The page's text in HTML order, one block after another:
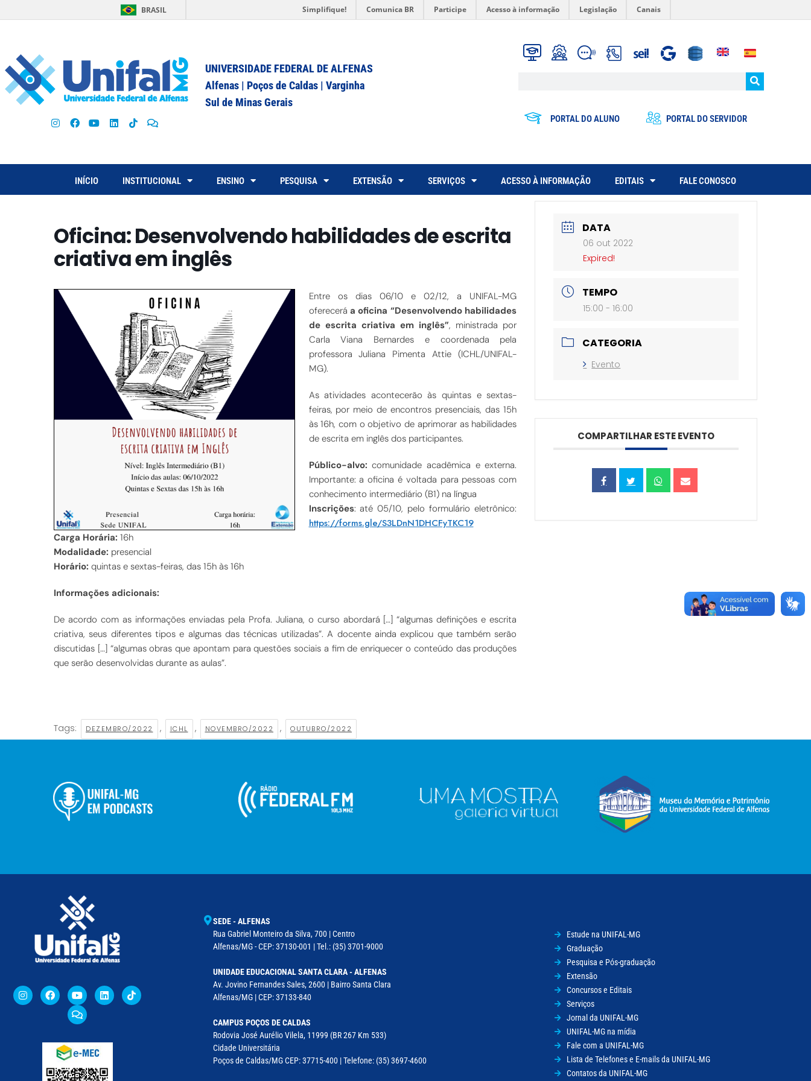
BRASIL Simplifique! Comunica BR Participe Acesso à informação Legislação Canais
UNIVERSIDADE FEDERAL DE ALFENAS
Alfenas | Poços de Caldas | Varginha
Sul de Minas Gerais
PORTAL DO ALUNO PORTAL DO SERVIDOR
INÍCIO INSTITUCIONAL ENSINO PESQUISA EXTENSÃO SERVIÇOS ACESSO À INFORMAÇÃO EDITAIS FALE CONOSCO
Oficina: Desenvolvendo habilidades de escrita
criativa em inglês
Entre os dias 06/10 e 02/12, a UNIFAL-MG
oferecerá a oficina “Desenvolvendo habilidades
de escrita criativa em inglês”, ministrada por
Carla Viana Bernardes e coordenada pela
professora Juliana Pimenta Attie (ICHL/UNIFAL-
MG).
As atividades acontecerão às quintas e sextas-
feiras, por meio de encontros presenciais, das 15h
às 16h, com o objetivo de aprimorar as habilidades
de escrita em inglês dos participantes.
Público-alvo: comunidade acadêmica e externa.
Importante: a oficina é voltada para pessoas com
conhecimento intermediário (B1) na língua
Inscrições: até 05/10, pelo formulário eletrônico:
https://forms.gle/S3LDnN1DHCFyTKC19
Carga Horária: 16h
Modalidade: presencial
Horário: quintas e sextas-feiras, das 15h às 16h
Informações adicionais:
De acordo com as informações enviadas pela Profa. Juliana, o curso abordará […] “algumas definições e escrita
criativa, seus diferentes tipos e algumas das técnicas utilizadas”. A docente ainda explicou que também serão
discutidas […] “algumas obras que apontam para questões sociais a fim de enriquecer o conteúdo das produções
que serão desenvolvidas durante as aulas”.
Tags: DEZEMBRO/2022 , ICHL , NOVEMBRO/2022 , OUTUBRO/2022
DATA
06 out 2022
Expired!
TEMPO
15:00 - 16:00
CATEGORIA
Evento
COMPARTILHAR ESTE EVENTO
SEDE - ALFENAS
Rua Gabriel Monteiro da Silva, 700 | Centro
Alfenas/MG - CEP: 37130-001 | Tel.: (35) 3701-9000
UNIDADE EDUCACIONAL SANTA CLARA - ALFENAS
Av. Jovino Fernandes Sales, 2600 | Bairro Santa Clara
Alfenas/MG | CEP: 37133-840
CAMPUS POÇOS DE CALDAS
Rodovia José Aurélio Vilela, 11999 (BR 267 Km 533)
Cidade Universitária
Poços de Caldas/MG CEP: 37715-400 | Telefone: (35) 3697-4600
Estude na UNIFAL-MG
Graduação
Pesquisa e Pós-graduação
Extensão
Concursos e Editais
Serviços
Jornal da UNIFAL-MG
UNIFAL-MG na mídia
Fale com a UNIFAL-MG
Lista de Telefones e E-mails da UNIFAL-MG
Contatos da UNIFAL-MG